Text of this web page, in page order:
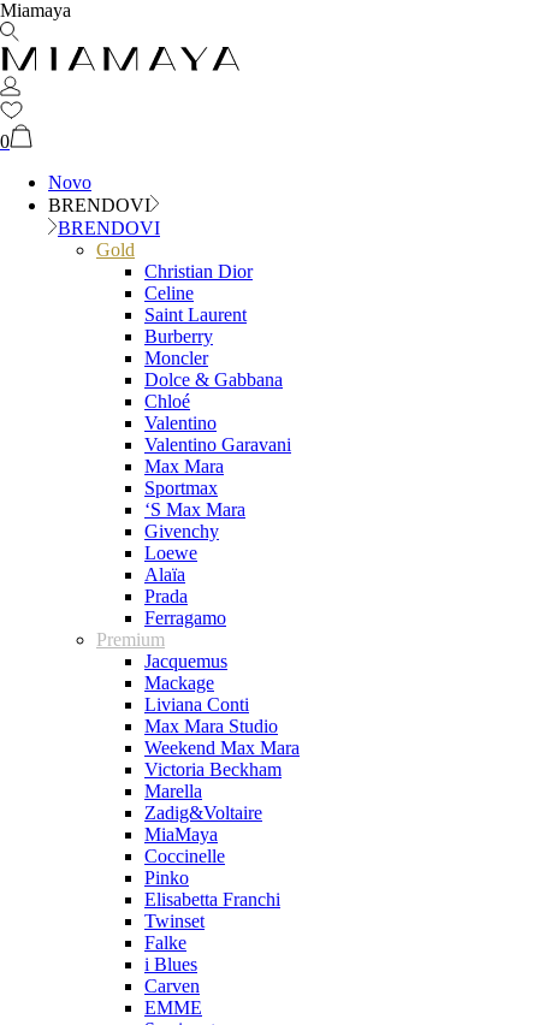
Miamaya
0
Novo
BRENDOVI
BRENDOVI
Gold
Christian Dior
Celine
Saint Laurent
Burberry
Moncler
Dolce & Gabbana
Chloé
Valentino
Valentino Garavani
Max Mara
Sportmax
‘S Max Mara
Givenchy
Loewe
Alaïa
Prada
Ferragamo
Premium
Jacquemus
Mackage
Liviana Conti
Max Mara Studio
Weekend Max Mara
Victoria Beckham
Marella
Zadig&Voltaire
MiaMaya
Coccinelle
Pinko
Elisabetta Franchi
Twinset
Falke
i Blues
Carven
EMME